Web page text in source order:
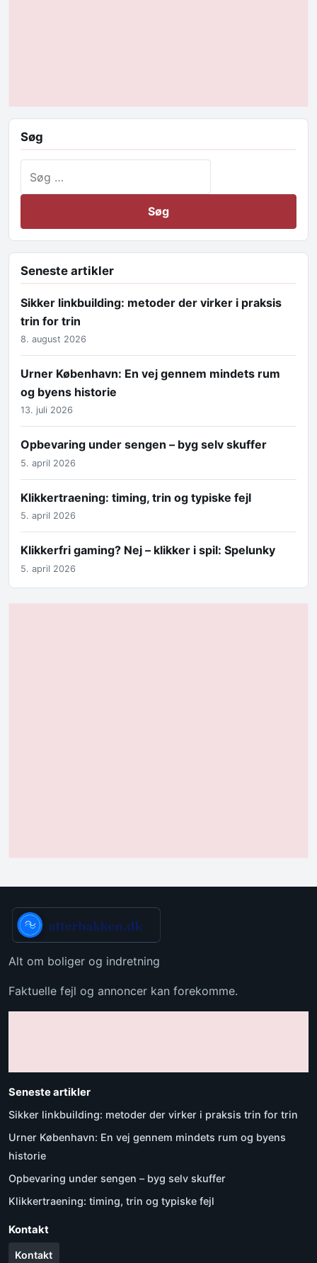
Søg
Seneste artikler
Sikker linkbuilding: metoder der virker i praksis
trin for trin
8. august 2026
Urner København: En vej gennem mindets rum
og byens historie
13. juli 2026
Opbevaring under sengen – byg selv skuffer
5. april 2026
Klikkertraening: timing, trin og typiske fejl
5. april 2026
Klikkerfri gaming? Nej – klikker i spil: Spelunky
5. april 2026
Alt om boliger og indretning
Faktuelle fejl og annoncer kan forekomme.
Seneste artikler
Sikker linkbuilding: metoder der virker i praksis trin for trin
Urner København: En vej gennem mindets rum og byens
historie
Opbevaring under sengen – byg selv skuffer
Klikkertraening: timing, trin og typiske fejl
Kontakt
Kontakt